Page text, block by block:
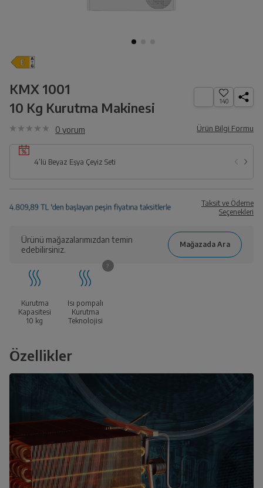
KMX 1001
10 Kg Kurutma Makinesi
140
0 yorum Ürün Bilgi Formu
4’lü Beyaz Eşya Çeyiz Seti
Taksit ve Ödeme
Seçenekleri
Ürünü mağazalarımızdan temin
edebilirsiniz.
Kurutma
Kapasitesi
10 kg
Isı pompalı
Kurutma
Teknolojisi
Özellikler